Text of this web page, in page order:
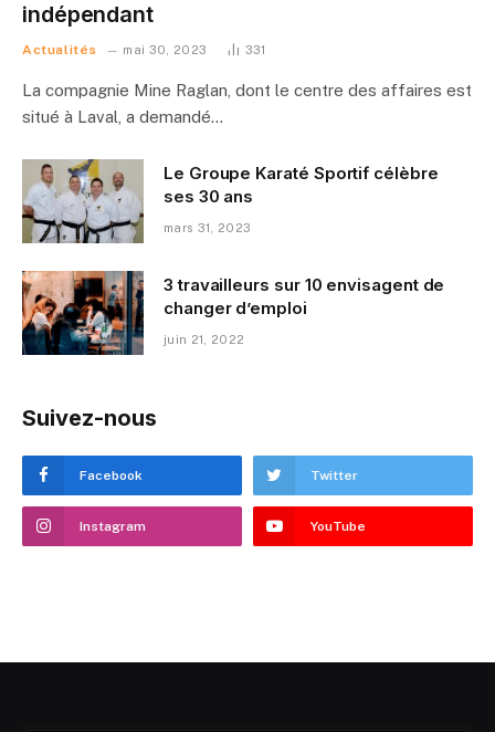
indépendant
Actualités mai 30, 2023 331
La compagnie Mine Raglan, dont le centre des affaires est
situé à Laval, a demandé…
Le Groupe Karaté Sportif célèbre
ses 30 ans
mars 31, 2023
3 travailleurs sur 10 envisagent de
changer d’emploi
juin 21, 2022
Suivez-nous
Facebook Twitter
Instagram YouTube